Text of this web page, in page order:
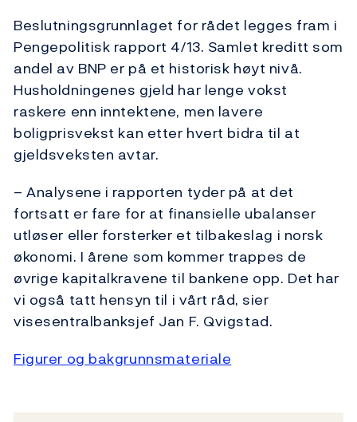
Beslutningsgrunnlaget for rådet legges fram i
Pengepolitisk rapport 4/13. Samlet kreditt som
andel av BNP er på et historisk høyt nivå.
Husholdningenes gjeld har lenge vokst
raskere enn inntektene, men lavere
boligprisvekst kan etter hvert bidra til at
gjeldsveksten avtar.
– Analysene i rapporten tyder på at det
fortsatt er fare for at finansielle ubalanser
utløser eller forsterker et tilbakeslag i norsk
økonomi. I årene som kommer trappes de
øvrige kapitalkravene til bankene opp. Det har
vi også tatt hensyn til i vårt råd, sier
visesentralbanksjef Jan F. Qvigstad.
Figurer og bakgrunnsmateriale